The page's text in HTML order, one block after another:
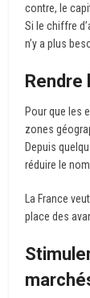
contre, le
Si le chiffre
n’y a plus
Pour que les
zones
Depuis
réduire le
La France
place des